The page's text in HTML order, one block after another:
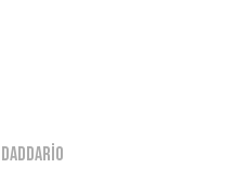
Daddario